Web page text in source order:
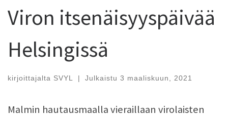
Viron itsenäisyyspäivää
Helsingissä
kirjoittajalta SVYL | Julkaistu 3 maaliskuun, 2021
Malmin hautausmaalla vieraillaan virolaisten